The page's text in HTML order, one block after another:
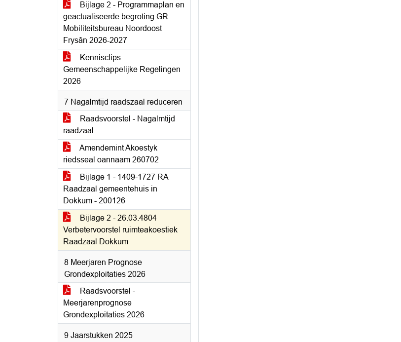
Bijlage 2 - Programmaplan en
geactualiseerde begroting GR
Mobiliteitsbureau Noordoost
Frysân 2026-2027
Kennisclips
Gemeenschappelijke Regelingen
2026
7 Nagalmtijd raadszaal reduceren
Raadsvoorstel - Nagalmtijd
raadzaal
Amendemint Akoestyk
riedsseal oannaam 260702
Bijlage 1 - 1409-1727 RA
Raadzaal gemeentehuis in
Dokkum - 200126
Bijlage 2 - 26.03.4804
Verbetervoorstel ruimteakoestiek
Raadzaal Dokkum
8 Meerjaren Prognose
Grondexploitaties 2026
Raadsvoorstel -
Meerjarenprognose
Grondexploitaties 2026
9 Jaarstukken 2025